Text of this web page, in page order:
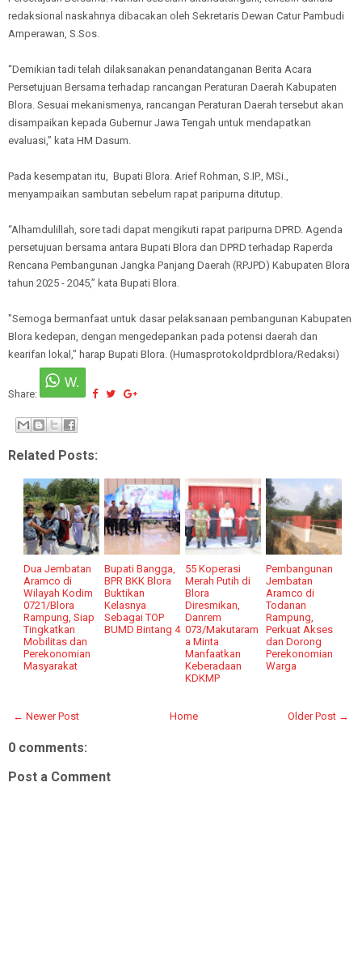
redaksional naskahnya dibacakan oleh Sekretaris Dewan Catur Pambudi
Amperawan, S.Sos.
“Demikian tadi telah dilaksanakan penandatanganan Berita Acara
Persetujuan Bersama terhadap rancangan Peraturan Daerah Kabupaten
Blora. Sesuai mekanismenya, rancangan Peraturan Daerah tersebut akan
disampaikan kepada Gubernur Jawa Tengah untuk mendapatkan
evaluasi,” kata HM Dasum.
Pada kesempatan itu, Bupati Blora. Arief Rohman, S.IP., MSi.,
menyampaikan sambutan sebelum rapat paripurna ditutup.
“Alhamdulillah, sore tadi dapat mengikuti rapat paripurna DPRD. Agenda
persetujuan bersama antara Bupati Blora dan DPRD terhadap Raperda
Rencana Pembangunan Jangka Panjang Daerah (RPJPD) Kabupaten Blora
tahun 2025 - 2045,” kata Bupati Blora.
"Semoga bermanfaat untuk dasar pelaksanaan pembangunan Kabupaten
Blora kedepan, dengan mengedepankan pada potensi daerah dan
kearifan lokal," harap Bupati Blora. (Humasprotokoldprdblora/Redaksi)
Share:
Related Posts:
Dua Jembatan
Aramco di
Wilayah Kodim
0721/Blora
Rampung, Siap
Tingkatkan
Mobilitas dan
Perekonomian
Masyarakat
Bupati Bangga,
BPR BKK Blora
Buktikan
Kelasnya
Sebagai TOP
BUMD Bintang 4
55 Koperasi
Merah Putih di
Blora
Diresmikan,
Danrem
073/Makutaram
a Minta
Manfaatkan
Keberadaan
KDKMP
Pembangunan
Jembatan
Aramco di
Todanan
Rampung,
Perkuat Akses
dan Dorong
Perekonomian
Warga
← Newer Post Older Post →
Home
0 comments:
Post a Comment